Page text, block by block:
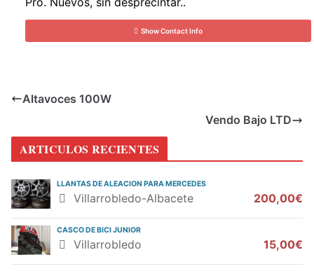
Show Contact Info
Altavoces 100W
Vendo Bajo LTD
ARTICULOS RECIENTES
LLANTAS DE ALEACION PARA MERCEDES
Villarrobledo-Albacete 200,00€
CASCO DE BICI JUNIOR
Villarrobledo 15,00€